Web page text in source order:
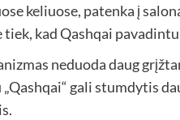
keliuose, patenka į
tiek, kad Qashqai
neduoda daug
gali stumdytis